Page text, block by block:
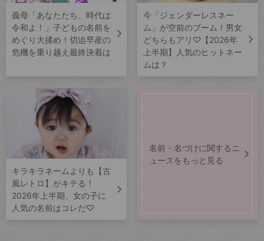
義母「あなたたち、時代は
令和よ！」子どもの名前を
めぐり大揉め！切迫早産の
危機を乗り越え最終決着は
今「ジェンダーレスネー
ム」が空前のブーム！男女
どちらもアリ♡【2026年
上半期】人気のヒットネー
ムは？
キラキラネームよりも【古
風レトロ】がキテる！
2026年上半期、女の子に
人気の名前はコレだ♡
名前・名づけに関するニ
ュースをもっと見る